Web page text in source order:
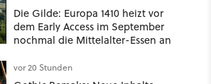
Die Gilde: Europa 1410 heizt vor
dem Early Access im September
nochmal die Mittelalter-Essen an
vor 20 Stunden